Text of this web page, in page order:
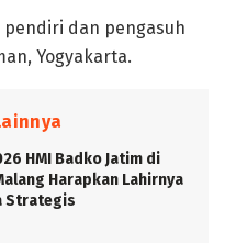
dan pengasuh
Yogyakarta.
HMI Badko Jatim di
Harapkan Lahirnya
Strategis